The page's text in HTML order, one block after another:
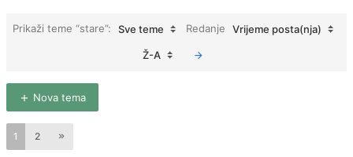
Prikaži teme “stare”: Sve teme Redanje Vrijeme posta(nja)
Ž-A
Nova tema
1 2